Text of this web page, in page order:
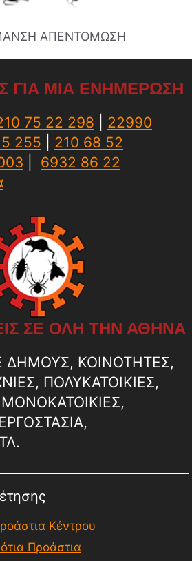
ΑΠΕΝΤΟΜΩΣΗ
ΓΙΑ ΜΙΑ ΕΝΗΜΕΡΩΣΗ
75 22 298
22990
255
210 68 52
6932 86 22
ΣΕ ΟΛΗ ΤΗΝ ΑΘΗΝΑ
ΔΗΜΟΥΣ, ΚΟΙΝΟΤΗΤΕΣ,
ΠΟΛΥΚΑΤΟΙΚΙΕΣ,
Κέντρου
Προάστια